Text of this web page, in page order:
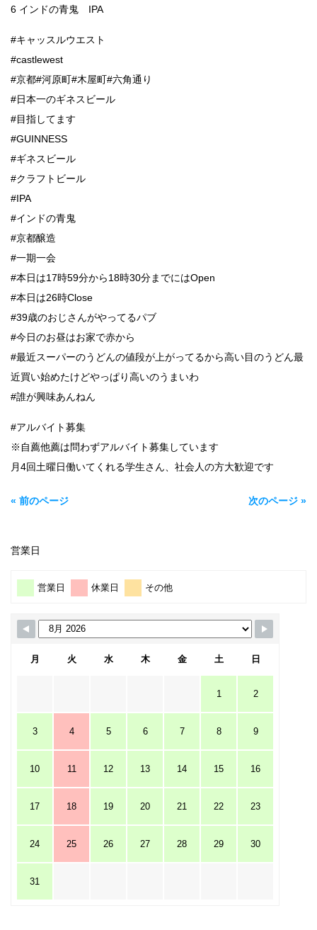
6 インドの青鬼 IPA
#キャッスルウエスト
#castlewest
#京都#河原町#木屋町#六角通り
#日本一のギネスビール
#目指してます
#GUINNESS
#ギネスビール
#クラフトビール
#IPA
#インドの青鬼
#京都醸造
#一期一会
#本日は17時59分から18時30分までにはOpen
#本日は26時Close
#39歳のおじさんがやってるパブ
#今日のお昼はお家で赤から
#最近スーパーのうどんの値段が上がってるから高い目のうどん最
近買い始めたけどやっぱり高いのうまいわ
#誰が興味あんねん
#アルバイト募集
※自薦他薦は問わずアルバイト募集しています
月4回土曜日働いてくれる学生さん、社会人の方大歓迎です
« 前のページ 次のページ »
営業日
営業日 休業日 その他
月 火 水 木 金 土 日
1 2
3 4 5 6 7 8 9
10 11 12 13 14 15 16
17 18 19 20 21 22 23
24 25 26 27 28 29 30
31